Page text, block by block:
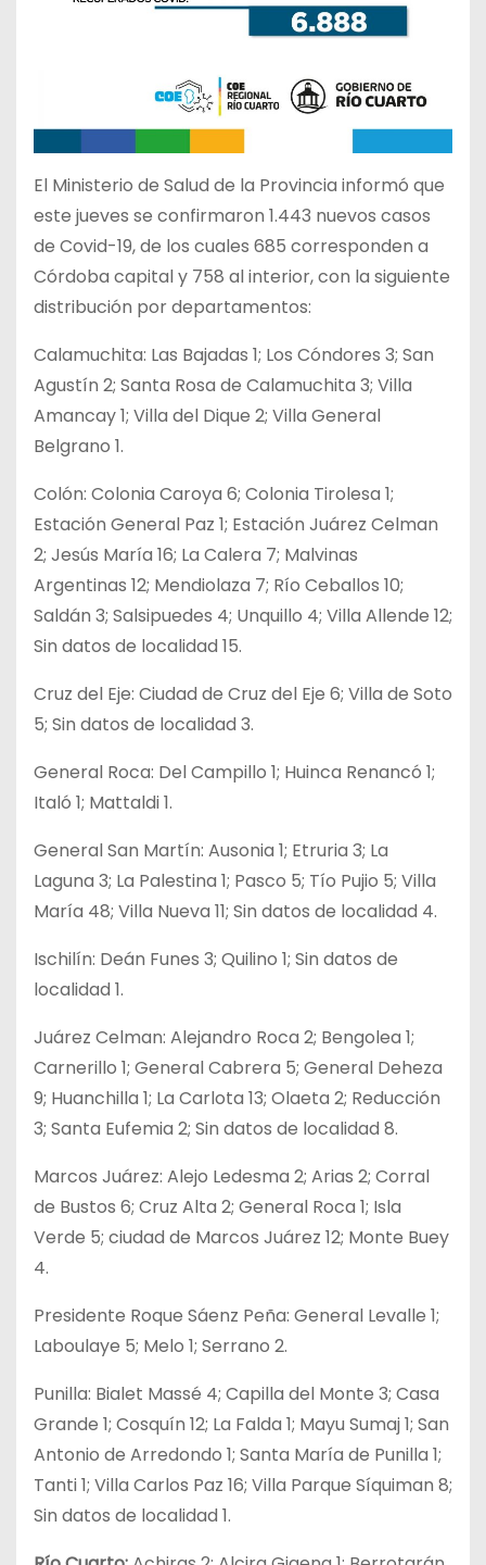
El Ministerio de Salud de la Provincia informó que
este jueves se confirmaron 1.443 nuevos casos
de Covid-19, de los cuales 685 corresponden a
Córdoba capital y 758 al interior, con la siguiente
distribución por departamentos:
Calamuchita: Las Bajadas 1; Los Cóndores 3; San
Agustín 2; Santa Rosa de Calamuchita 3; Villa
Amancay 1; Villa del Dique 2; Villa General
Belgrano 1.
Colón: Colonia Caroya 6; Colonia Tirolesa 1;
Estación General Paz 1; Estación Juárez Celman
2; Jesús María 16; La Calera 7; Malvinas
Argentinas 12; Mendiolaza 7; Río Ceballos 10;
Saldán 3; Salsipuedes 4; Unquillo 4; Villa Allende 12;
Sin datos de localidad 15.
Cruz del Eje: Ciudad de Cruz del Eje 6; Villa de Soto
5; Sin datos de localidad 3.
General Roca: Del Campillo 1; Huinca Renancó 1;
Italó 1; Mattaldi 1.
General San Martín: Ausonia 1; Etruria 3; La
Laguna 3; La Palestina 1; Pasco 5; Tío Pujio 5; Villa
María 48; Villa Nueva 11; Sin datos de localidad 4.
Ischilín: Deán Funes 3; Quilino 1; Sin datos de
localidad 1.
Juárez Celman: Alejandro Roca 2; Bengolea 1;
Carnerillo 1; General Cabrera 5; General Deheza
9; Huanchilla 1; La Carlota 13; Olaeta 2; Reducción
3; Santa Eufemia 2; Sin datos de localidad 8.
Marcos Juárez: Alejo Ledesma 2; Arias 2; Corral
de Bustos 6; Cruz Alta 2; General Roca 1; Isla
Verde 5; ciudad de Marcos Juárez 12; Monte Buey
4.
Presidente Roque Sáenz Peña: General Levalle 1;
Laboulaye 5; Melo 1; Serrano 2.
Punilla: Bialet Massé 4; Capilla del Monte 3; Casa
Grande 1; Cosquín 12; La Falda 1; Mayu Sumaj 1; San
Antonio de Arredondo 1; Santa María de Punilla 1;
Tanti 1; Villa Carlos Paz 16; Villa Parque Síquiman 8;
Sin datos de localidad 1.